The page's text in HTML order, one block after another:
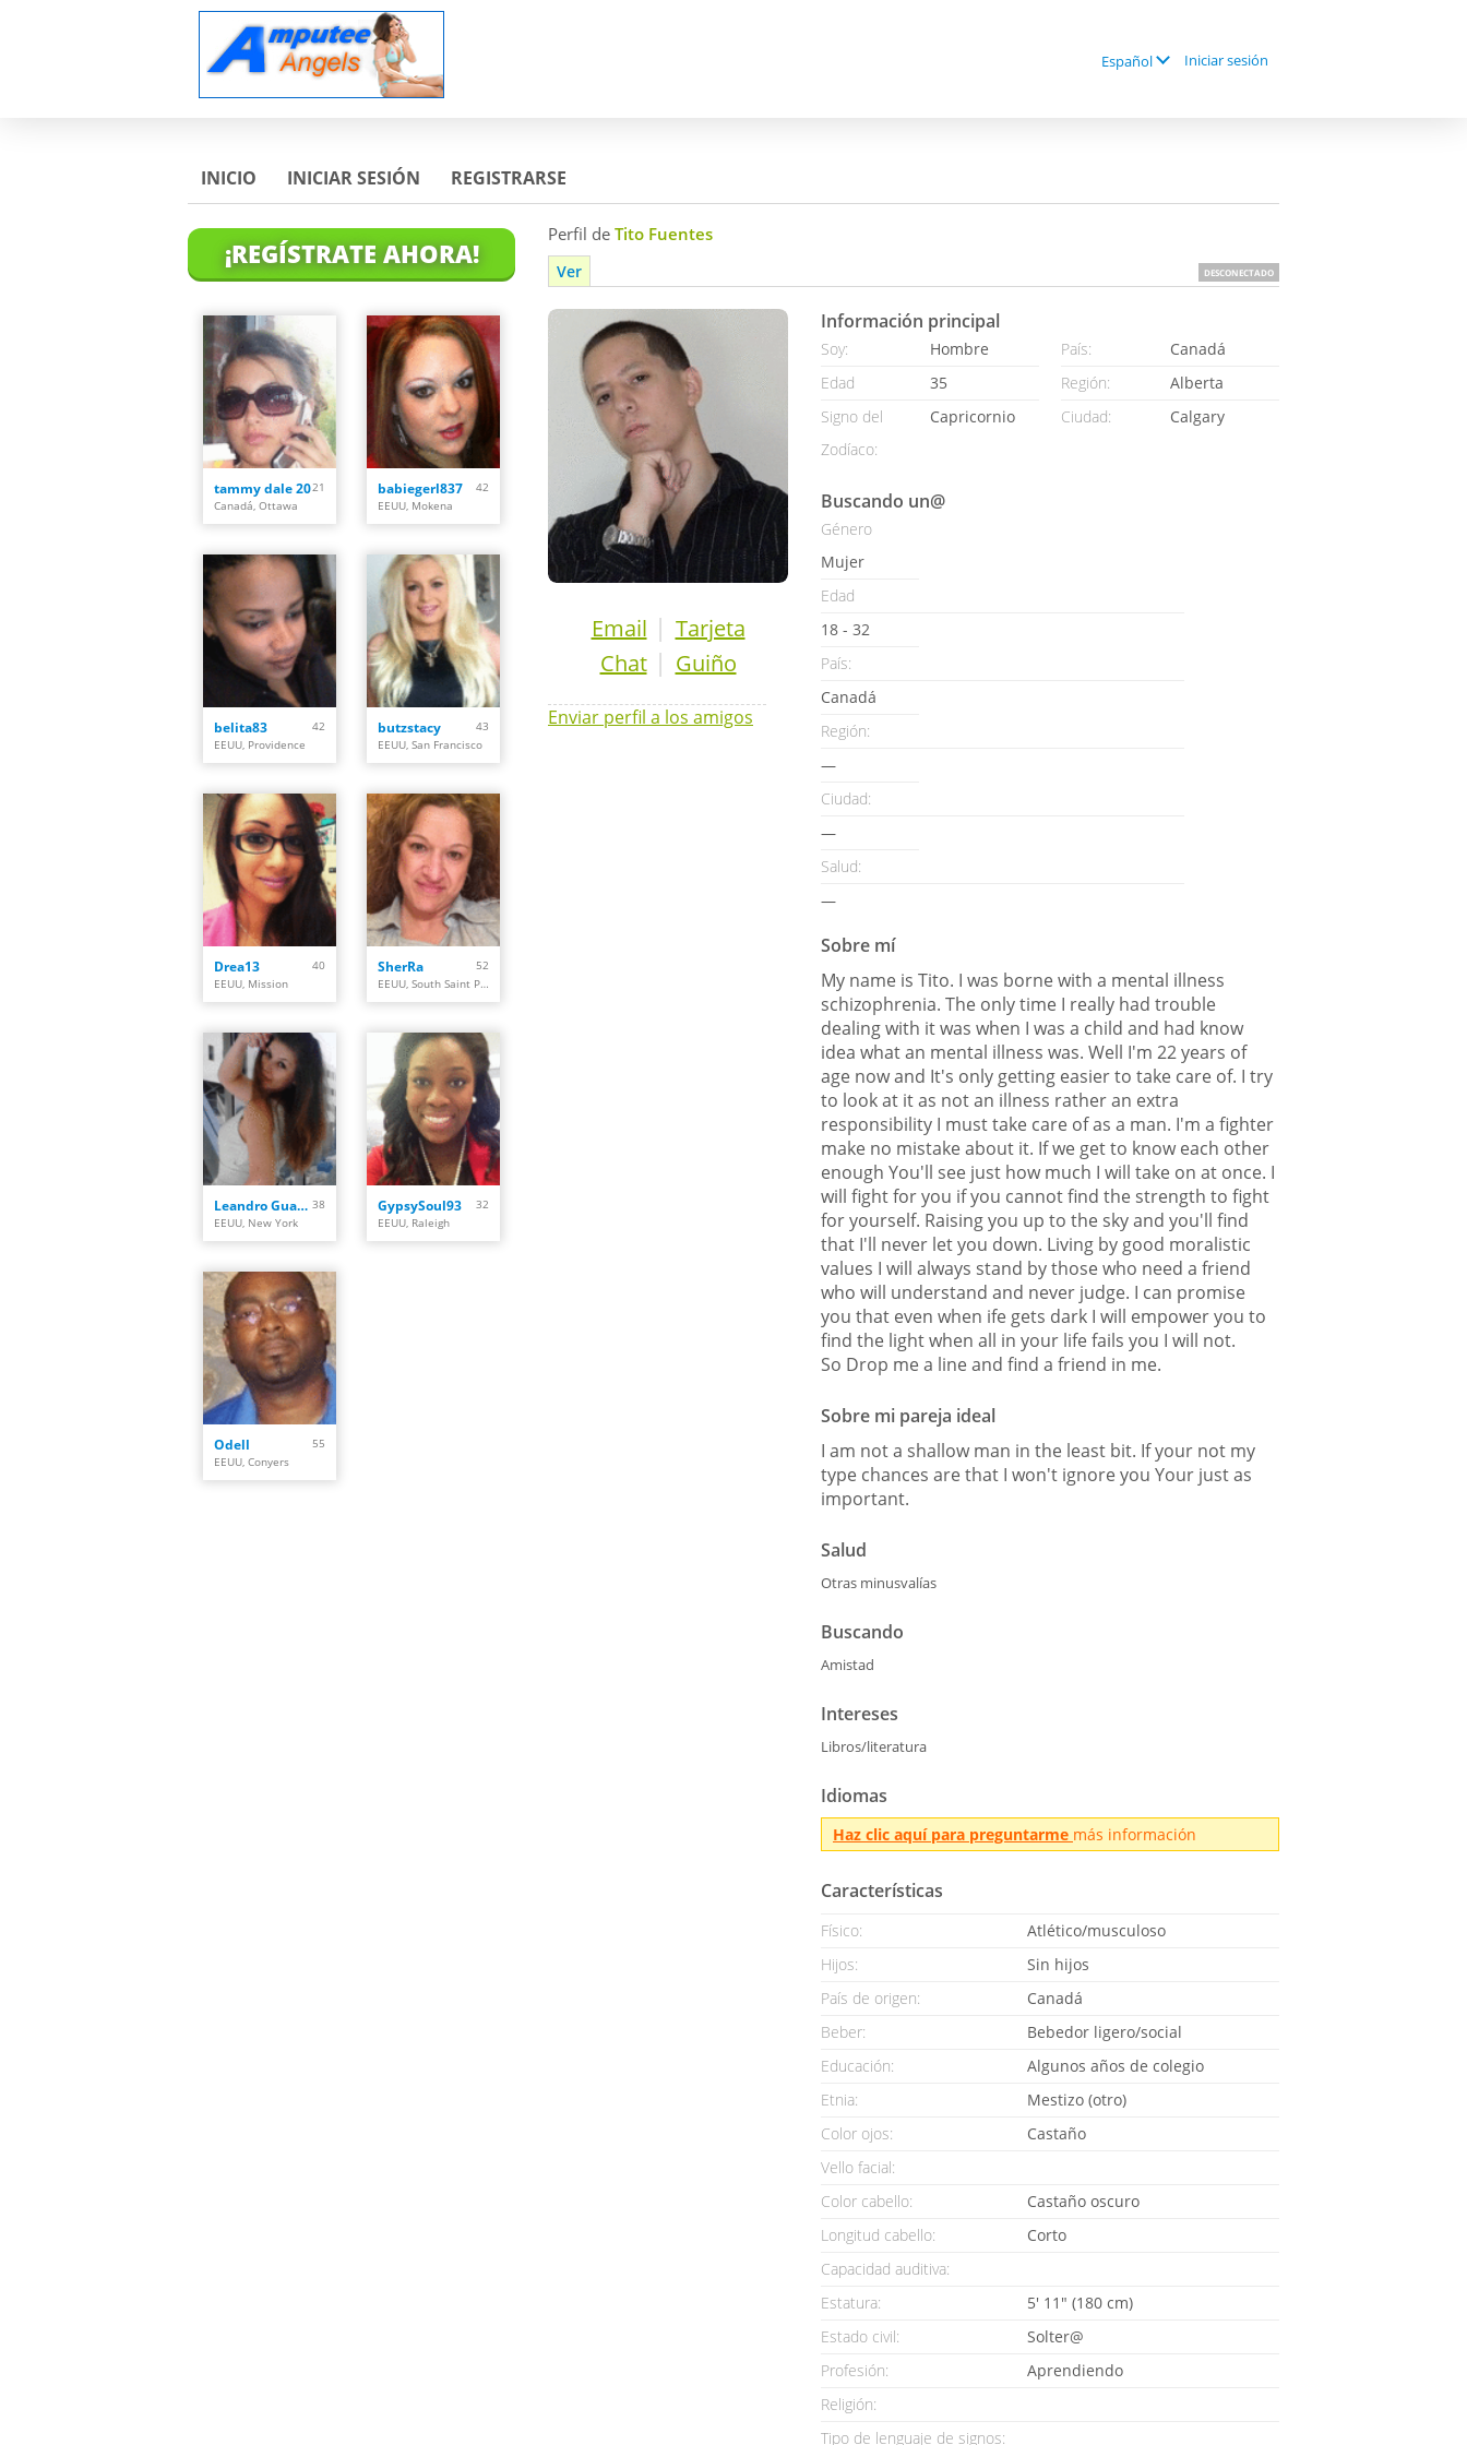
Español Iniciar sesión
INICIO INICIAR SESIÓN REGISTRARSE
¡REGÍSTRATE AHORA!
tammy dale 2021
Canadá, Ottawa
babiegerl837
42
EEUU, Mokena
belita83
42
EEUU, Providence
butzstacy
43
EEUU, San Francisco
Drea13
40
EEUU, Mission
SherRa
52
EEUU, South Saint Paul
Leandro Guardiola Ab 38
EEUU, New York
GypsySoul93
32
EEUU, Raleigh
Odell
55
EEUU, Conyers
Perfil de Tito Fuentes
Ver DESCONECTADO
Email | Tarjeta
Chat| Guiño
Enviar perfil a los amigos
Información principal
Soy:
Hombre
Edad
35
Signo del
Zodíaco:
Capricornio
País:
Canadá
Región:
Alberta
Ciudad:
Calgary
Buscando un@
Género
Mujer
Edad
18 - 32
País:
Canadá
Región:
—
Ciudad:
—
Salud:
—
Sobre mí
My name is Tito. I was borne with a mental illness
schizophrenia. The only time I really had trouble
dealing with it was when I was a child and had know
idea what an mental illness was. Well I'm 22 years of
age now and It's only getting easier to take care of. I try
to look at it as not an illness rather an extra
responsibility I must take care of as a man. I'm a fighter
make no mistake about it. If we get to know each other
enough You'll see just how much I will take on at once. I
will fight for you if you cannot find the strength to fight
for yourself. Raising you up to the sky and you'll find
that I'll never let you down. Living by good moralistic
values I will always stand by those who need a friend
who will understand and never judge. I can promise
you that even when ife gets dark I will empower you to
find the light when all in your life fails you I will not.
So Drop me a line and find a friend in me.
Sobre mi pareja ideal
I am not a shallow man in the least bit. If your not my
type chances are that I won't ignore you Your just as
important.
Salud
Otras minusvalías
Buscando
Amistad
Intereses
Libros/literatura
Idiomas
Haz clic aquí para preguntarme más información
Características
Físico:
Atlético/musculoso
Hijos:
Sin hijos
País de origen:
Canadá
Beber:
Bebedor ligero/social
Educación:
Algunos años de colegio
Etnia:
Mestizo (otro)
Color ojos:
Castaño
Vello facial:
Color cabello:
Castaño oscuro
Longitud cabello:
Corto
Capacidad auditiva:
Estatura:
5' 11" (180 cm)
Estado civil:
Solter@
Profesión:
Aprendiendo
Religión:
Tipo de lenguaje de signos: